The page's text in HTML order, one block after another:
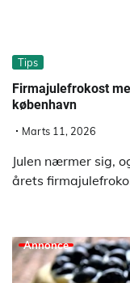
Tips
Firmajulefrokost
københavn
Marts 11, 2026
Julen nærmer sig,
årets
Annonce